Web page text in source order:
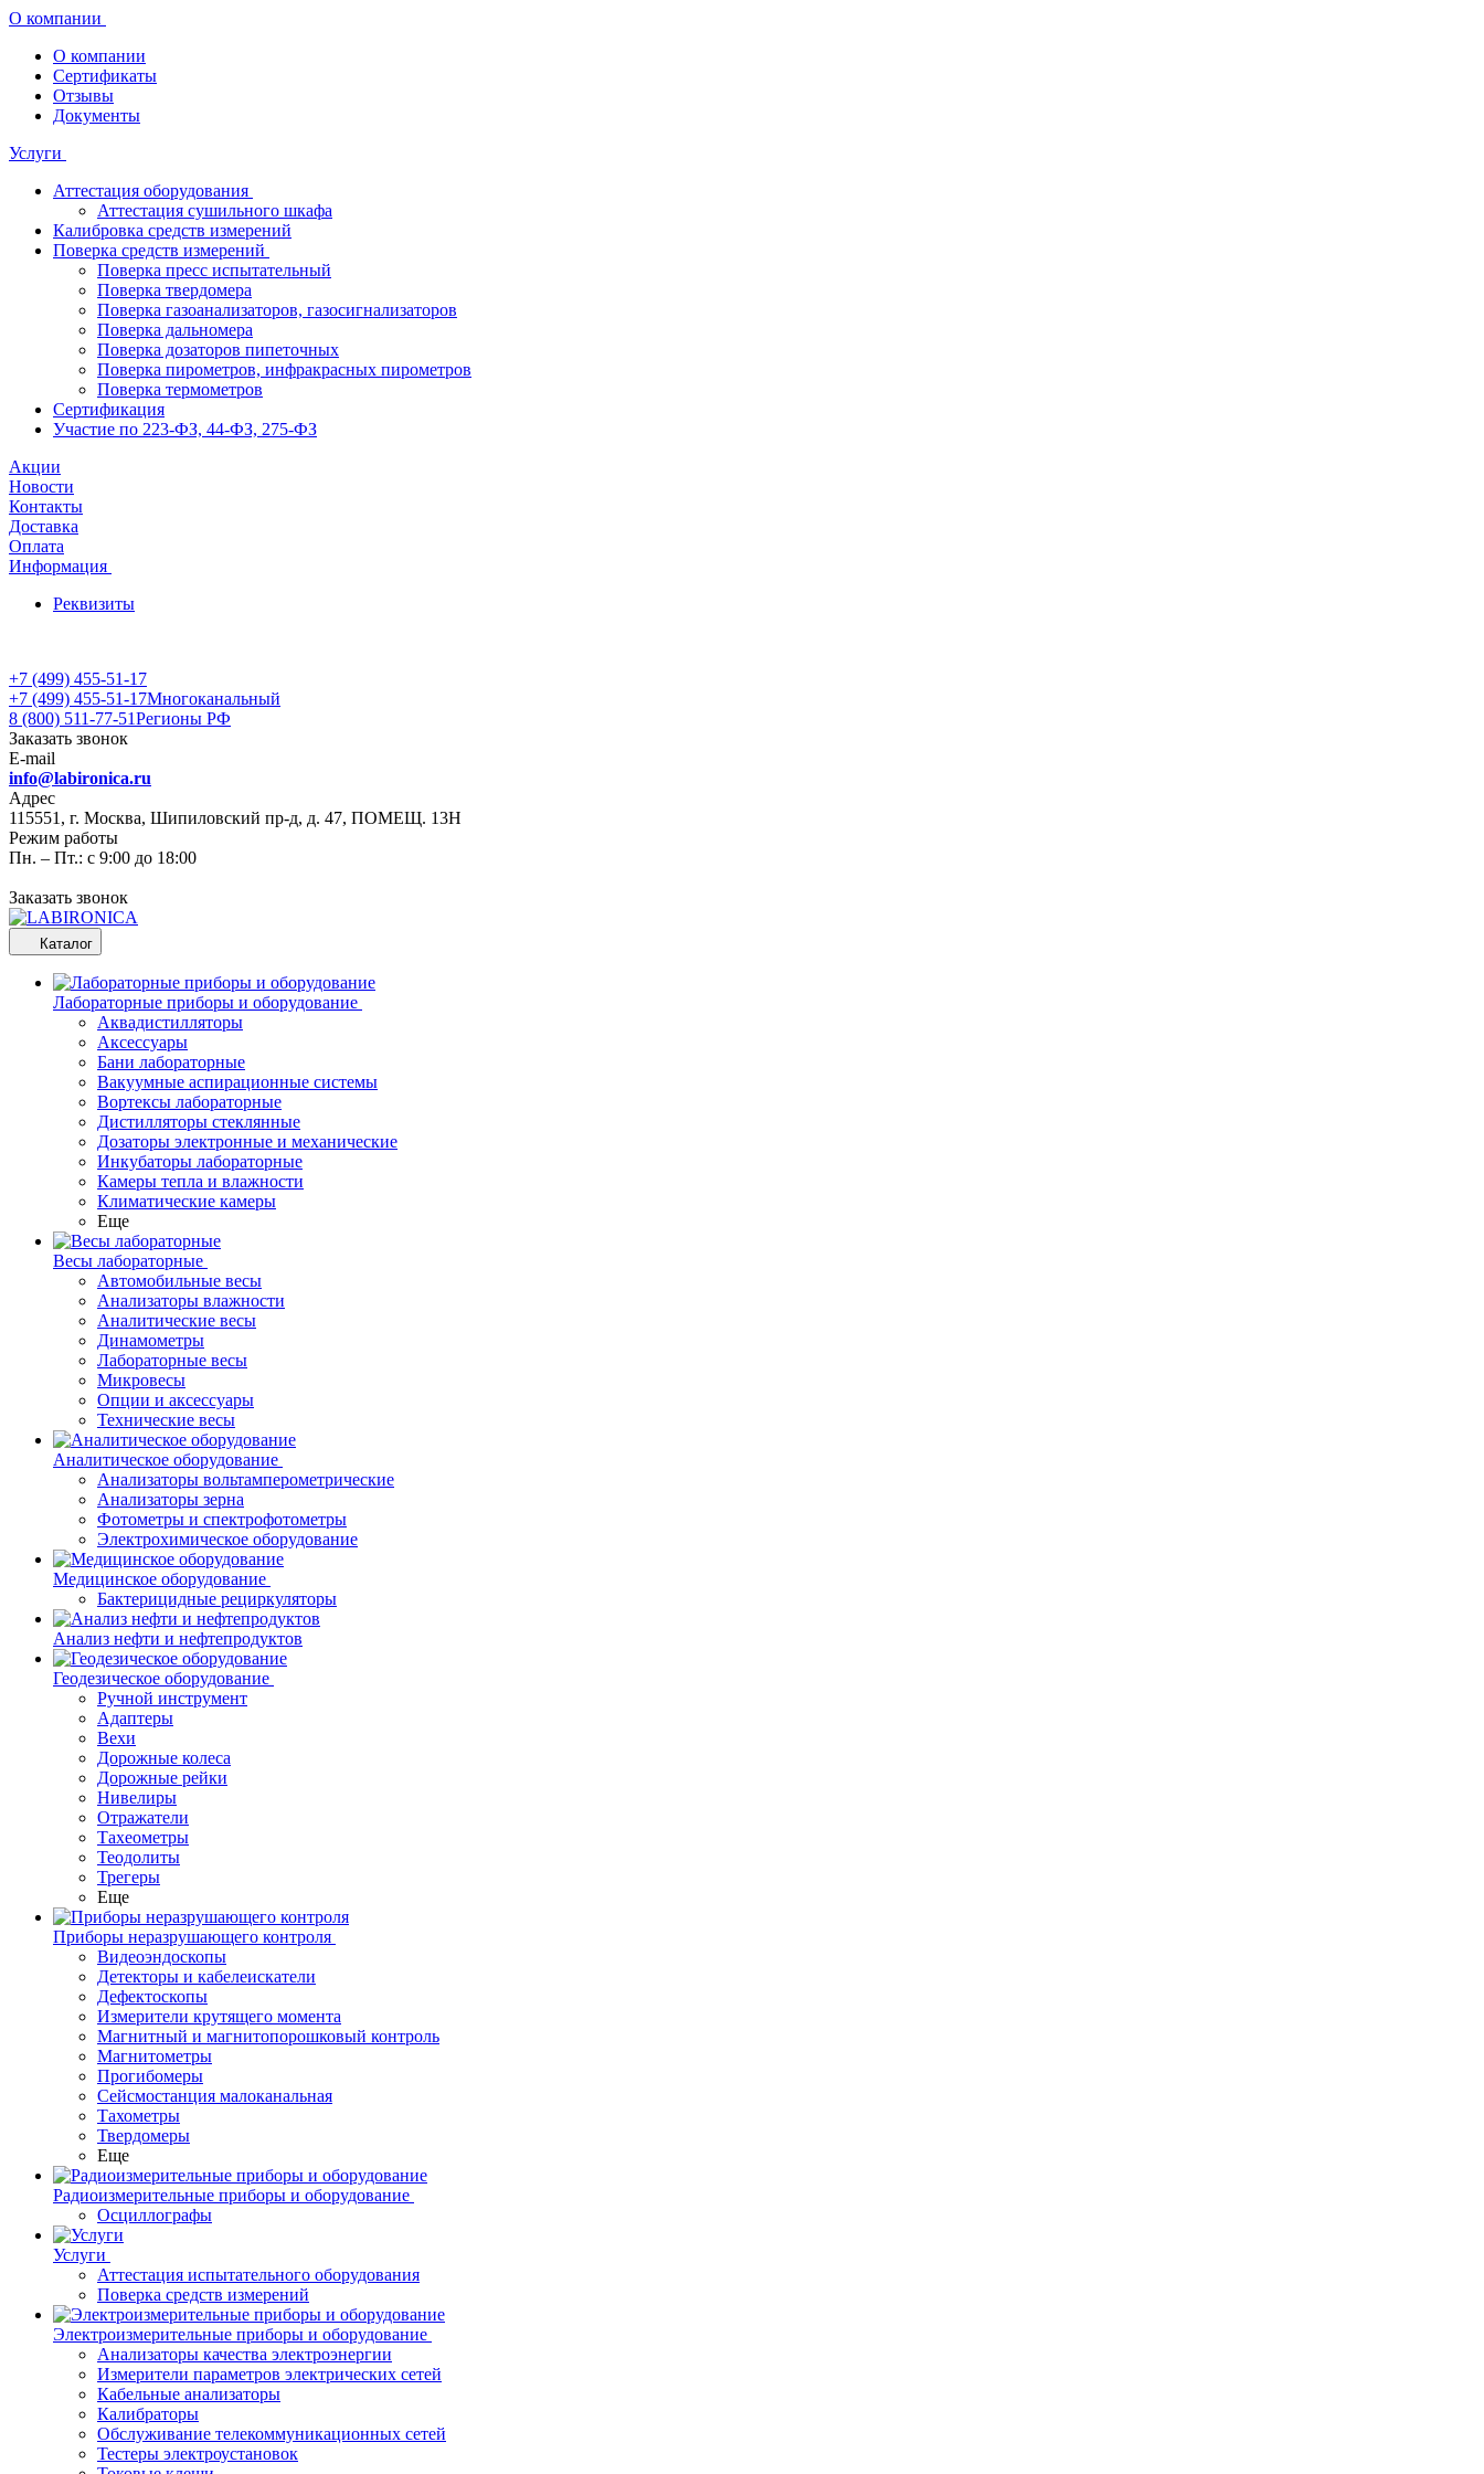
О компании
О компании
Сертификаты
Отзывы
Документы
Услуги
Аттестация оборудования
Аттестация сушильного шкафа
Калибровка средств измерений
Поверка средств измерений
Поверка пресс испытательный
Поверка твердомера
Поверка газоанализаторов, газосигнализаторов
Поверка дальномера
Поверка дозаторов пипеточных
Поверка пирометров, инфракрасных пирометров
Поверка термометров
Сертификация
Участие по 223-ФЗ, 44-ФЗ, 275-ФЗ
Акции
Новости
Контакты
Доставка
Оплата
Информация
Реквизиты
+7 (499) 455-51-17
+7 (499) 455-51-17Многоканальный
8 (800) 511-77-51Регионы РФ
Заказать звонок
E-mail
info@labironica.ru
Адрес
115551, г. Москва, Шипиловский пр-д, д. 47, ПОМЕЩ. 13Н
Режим работы
Пн. – Пт.: с 9:00 до 18:00
Заказать звонок
Каталог
Лабораторные приборы и оборудование
Аквадистилляторы
Аксессуары
Бани лабораторные
Вакуумные аспирационные системы
Вортексы лабораторные
Дистилляторы стеклянные
Дозаторы электронные и механические
Инкубаторы лабораторные
Камеры тепла и влажности
Климатические камеры
Еще
Весы лабораторные
Автомобильные весы
Анализаторы влажности
Аналитические весы
Динамометры
Лабораторные весы
Микровесы
Опции и аксессуары
Технические весы
Аналитическое оборудование
Анализаторы вольтамперометрические
Анализаторы зерна
Фотометры и спектрофотометры
Электрохимическое оборудование
Медицинское оборудование
Бактерицидные рециркуляторы
Анализ нефти и нефтепродуктов
Геодезическое оборудование
Ручной инструмент
Адаптеры
Вехи
Дорожные колеса
Дорожные рейки
Нивелиры
Отражатели
Тахеометры
Теодолиты
Трегеры
Еще
Приборы неразрушающего контроля
Видеоэндоскопы
Детекторы и кабелеискатели
Дефектоскопы
Измерители крутящего момента
Магнитный и магнитопорошковый контроль
Магнитометры
Прогибомеры
Сейсмостанция малоканальная
Тахометры
Твердомеры
Еще
Радиоизмерительные приборы и оборудование
Осциллографы
Услуги
Аттестация испытательного оборудования
Поверка средств измерений
Электроизмерительные приборы и оборудование
Анализаторы качества электроэнергии
Измерители параметров электрических сетей
Кабельные анализаторы
Калибраторы
Обслуживание телекоммуникационных сетей
Тестеры электроустановок